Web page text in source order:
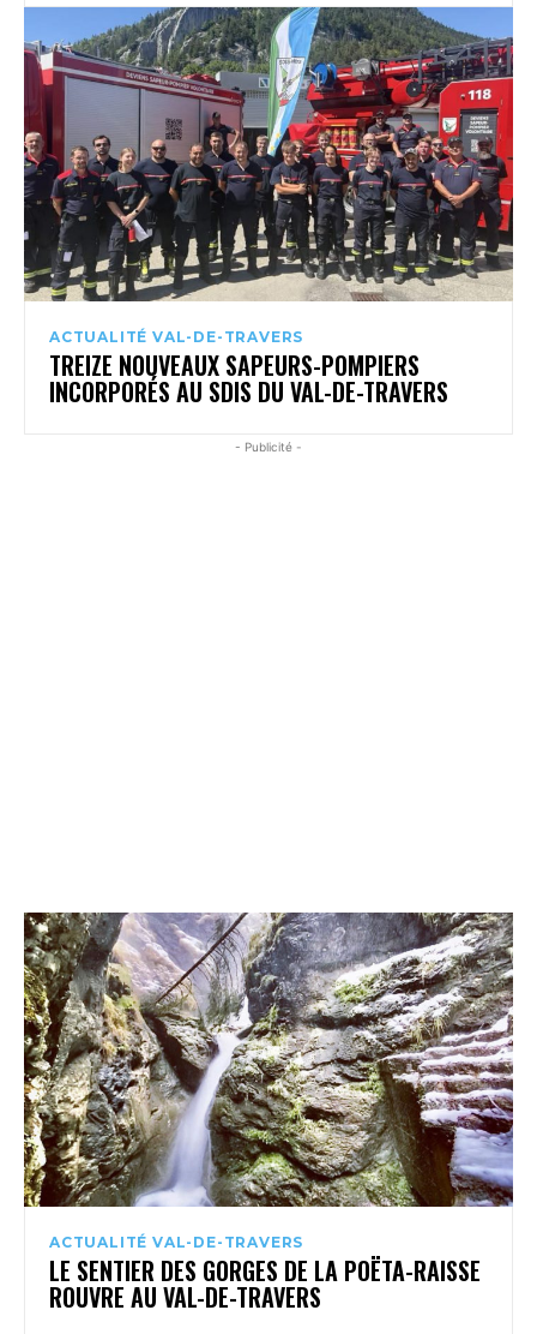
ACTUALITÉ VAL-DE-TRAVERS
TREIZE NOUVEAUX SAPEURS-POMPIERS
INCORPORÉS AU SDIS DU VAL-DE-TRAVERS
- Publicité -
ACTUALITÉ VAL-DE-TRAVERS
LE SENTIER DES GORGES DE LA POËTA-RAISSE
ROUVRE AU VAL-DE-TRAVERS